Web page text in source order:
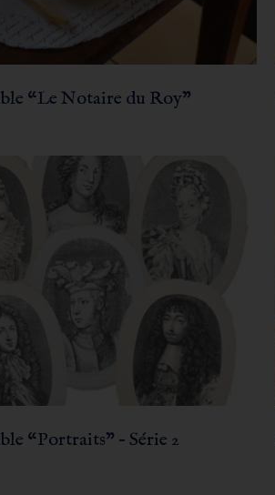
“Le Notaire du Roy”
“Portraits” – Série 2